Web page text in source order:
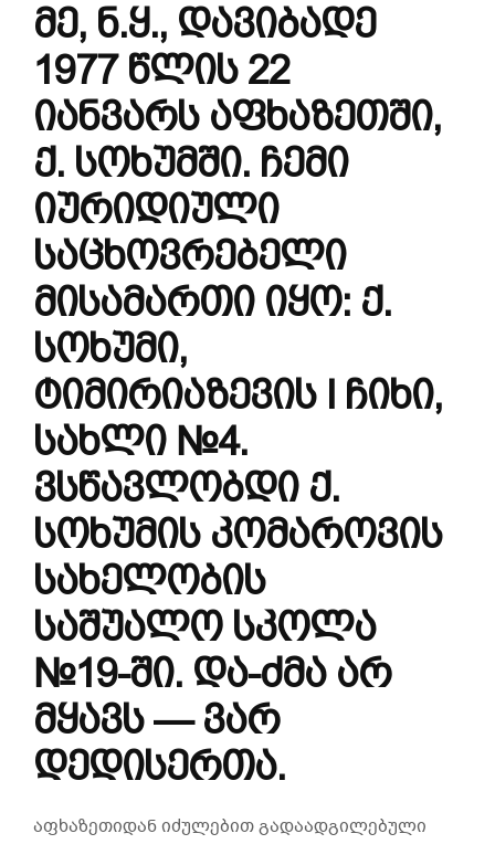
მე, ნ.ყ., დავიბადე
1977 წლის 22
იანვარს აფხაზეთში,
ქ. სოხუმში. ჩემი
იურიდიული
საცხოვრებელი
მისამართი იყო: ქ.
სოხუმი,
ტიმირიაზევის I ჩიხი,
სახლი №4.
ვსწავლობდი ქ.
სოხუმის კომაროვის
სახელობის
საშუალო სკოლა
№19-ში. და-ძმა არ
მყავს — ვარ
დედისერთა.
აფხაზეთიდან იძულებით გადაადგილებული